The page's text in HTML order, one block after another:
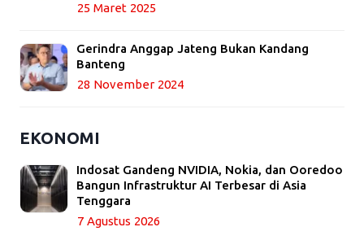
25 Maret 2025
Gerindra Anggap Jateng Bukan Kandang
Banteng
28 November 2024
EKONOMI
Indosat Gandeng NVIDIA, Nokia, dan Ooredoo
Bangun Infrastruktur AI Terbesar di Asia
Tenggara
7 Agustus 2026